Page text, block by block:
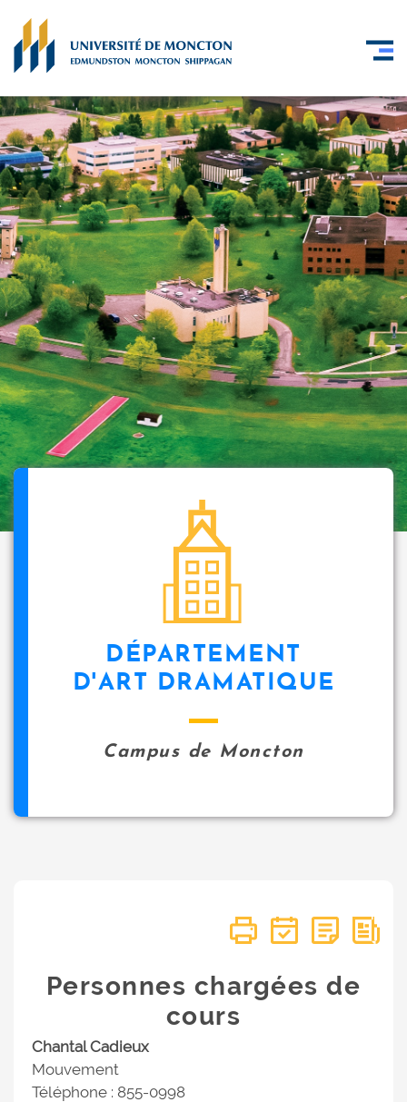
DÉPARTEMENT
D'ART DRAMATIQUE
Campus de Moncton
Personnes chargées de
cours
Chantal Cadieux
Mouvement
Téléphone : 855-0998